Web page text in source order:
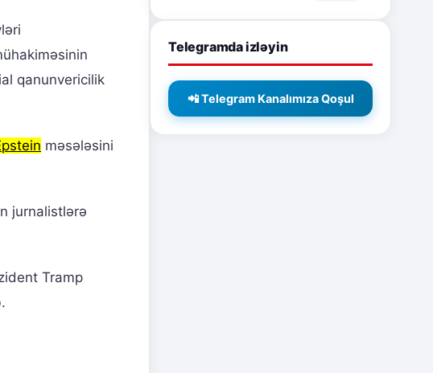
qanunvericilik
məsələsini
jurnalistlərə
Tramp
Telegramda izləyin
📲 Telegram Kanalımıza Qoşul